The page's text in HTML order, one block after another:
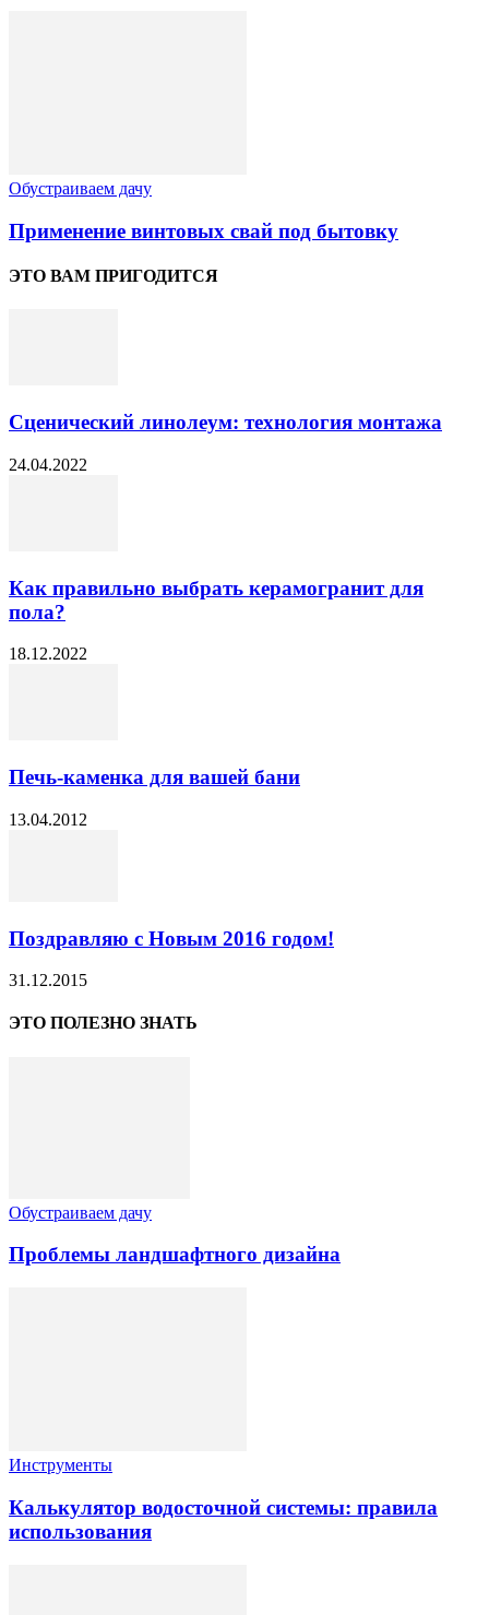
Обустраиваем дачу
Применение винтовых свай под бытовку
ЭТО ВАМ ПРИГОДИТСЯ
Сценический линолеум: технология монтажа
24.04.2022
Как правильно выбрать керамогранит для
пола?
18.12.2022
Печь-каменка для вашей бани
13.04.2012
Поздравляю с Новым 2016 годом!
31.12.2015
ЭТО ПОЛЕЗНО ЗНАТЬ
Обустраиваем дачу
Проблемы ландшафтного дизайна
Инструменты
Калькулятор водосточной системы: правила
использования